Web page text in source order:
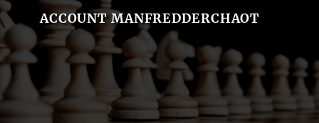
ACCOUNT MANFREDDERCHAOT